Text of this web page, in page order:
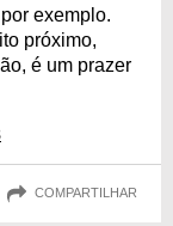
exemplo.
próximo,
é um prazer
COMPARTILHAR